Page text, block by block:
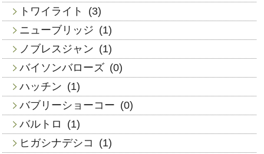
トワイライト
(3)
ニューブリッジ (1)
ノブレスジャン (1)
バイソンバローズ (0)
ハッチン (1)
バブリーショーコー (0)
バルトロ
(1)
ヒガシナデシコ
(1)